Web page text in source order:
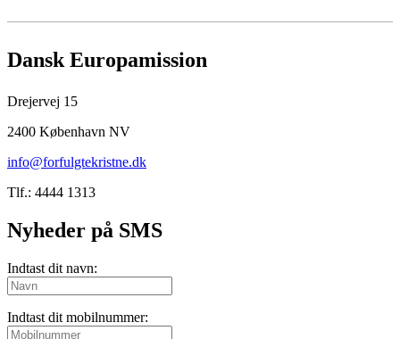
Dansk Europamission
Drejervej 15
2400 København NV
info@forfulgtekristne.dk
Tlf.: 4444 1313
Nyheder på SMS
Indtast dit navn:
Indtast dit mobilnummer: